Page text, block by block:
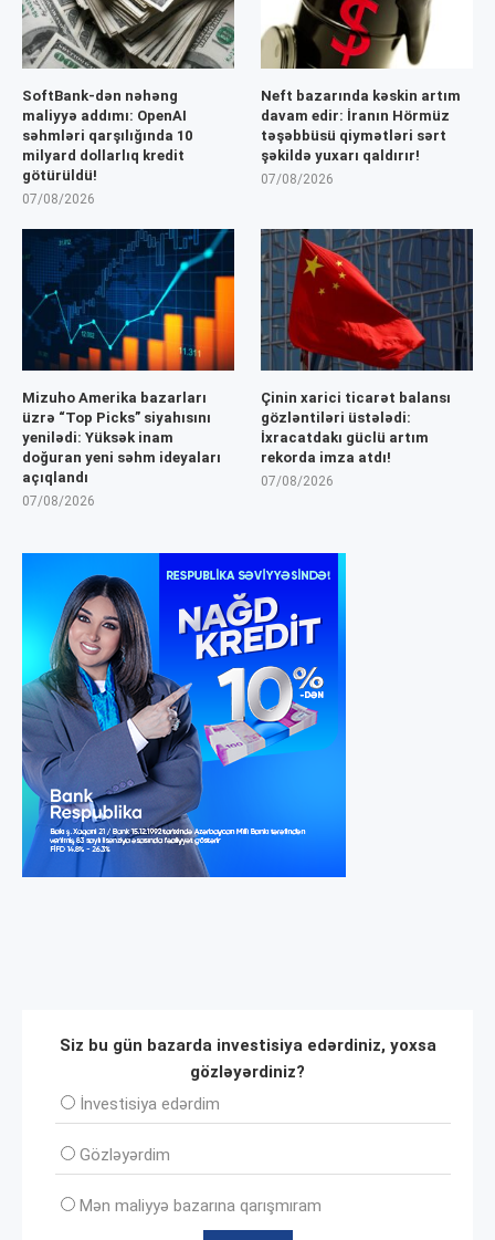
SoftBank-dən nəhəng
maliyyə addımı: OpenAI
səhmləri qarşılığında 10
milyard dollarlıq kredit
götürüldü!
07/08/2026
Neft bazarında kəskin artım
davam edir: İranın Hörmüz
təşəbbüsü qiymətləri sərt
şəkildə yuxarı qaldırır!
07/08/2026
Mizuho Amerika bazarları
üzrə “Top Picks” siyahısını
yenilədi: Yüksək inam
doğuran yeni səhm ideyaları
açıqlandı
07/08/2026
Çinin xarici ticarət balansı
gözləntiləri üstələdi:
İxracatdakı güclü artım
rekorda imza atdı!
07/08/2026
Siz bu gün bazarda investisiya edərdiniz, yoxsa
gözləyərdiniz?
İnvеstisiya edərdim
Gözləyərdim
Mən maliyyə bazarına qarışmıram